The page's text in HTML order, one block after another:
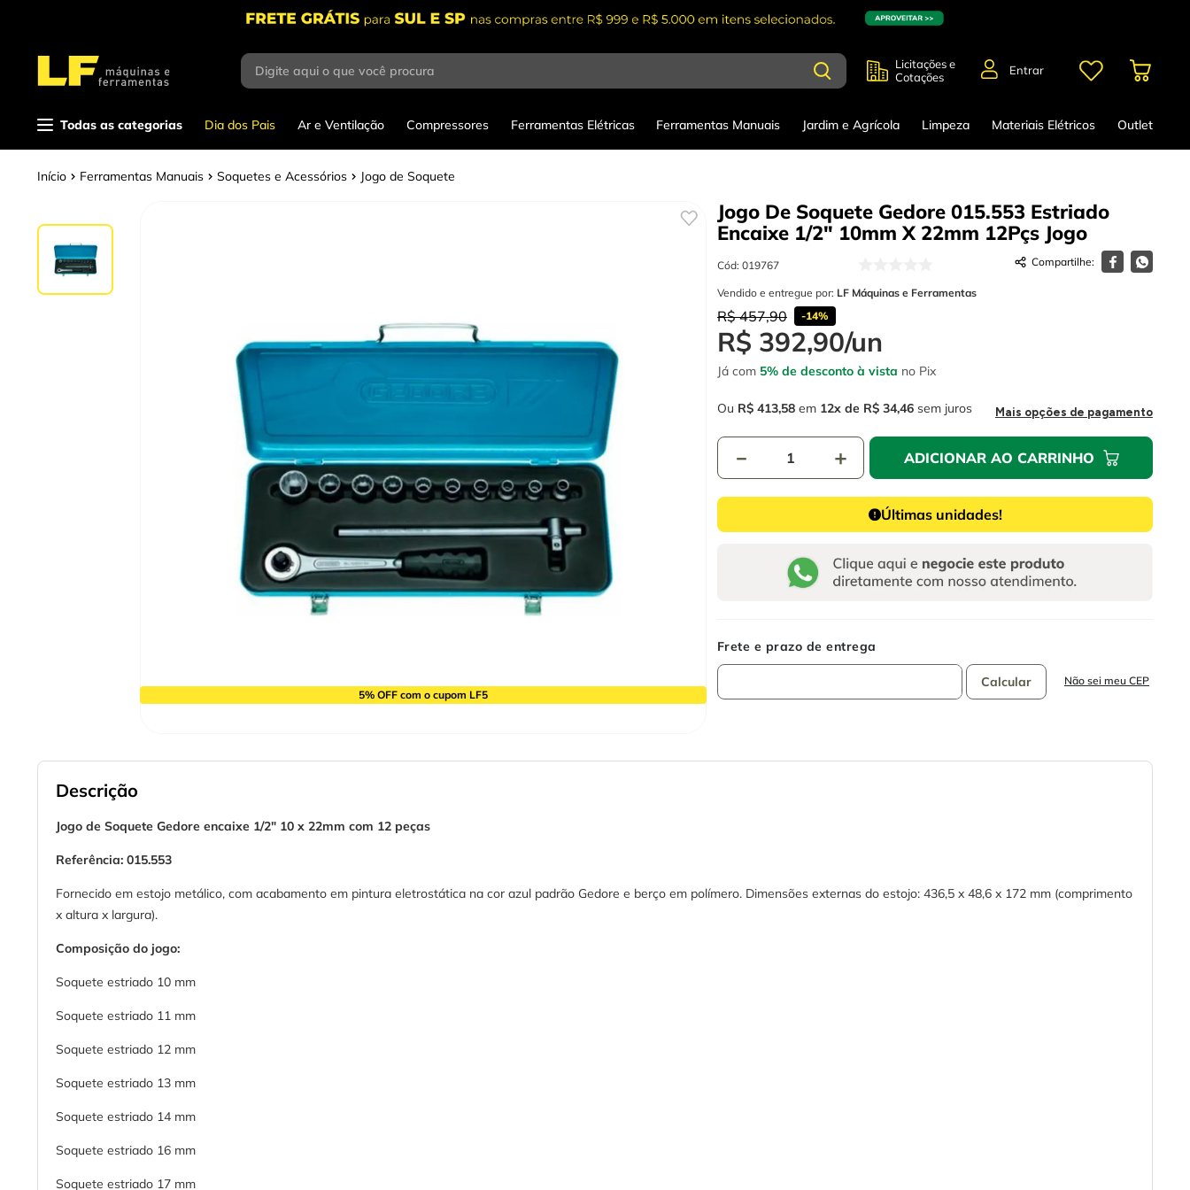
Digite aqui o que você procura
Licitações e
Cotações
Entrar
Todas as categorias Dia dos Pais Ar e Ventilação Compressores Ferramentas Elétricas Ferramentas Manuais Jardim e Agrícola Limpeza Materiais Elétricos Outlet
Ferramentas Manuais Soquetes e Acessórios Jogo de Soquete
5% OFF com o cupom LF5
Jogo De Soquete Gedore 015.553 Estriado
Encaixe 1/2" 10mm X 22mm 12Pçs Jogo
Cód: 019767
Vendido e entregue por: LF Máquinas e Ferramentas
R$ 457,90 -14%
R$ 392,90/un
Já com 5% de desconto à vista no Pix
Ou R$ 413,58 em 12 R$ 34,46 sem juros Mais opções de pagamento
＋
－ ADICIONAR AO CARRINHO
Últimas unidades!
Não sei meu CEP
Descrição
Jogo de Soquete Gedore encaixe 1/2" 10 x 22mm com 12 peças
Referência: 015.553
Fornecido em estojo metálico, com acabamento em pintura eletrostática na cor azul padrão Gedore e berço em polímero. Dimensões externas do estojo: 436,5 x 48,6 x 172 mm (comprimento
x altura x largura).
Composição do jogo:
Soquete estriado 10 mm
Soquete estriado 11 mm
Soquete estriado 12 mm
Soquete estriado 13 mm
Soquete estriado 14 mm
Soquete estriado 16 mm
Soquete estriado 17 mm
Termos mais
buscados
parafusadeira
escada
serra circular
fio